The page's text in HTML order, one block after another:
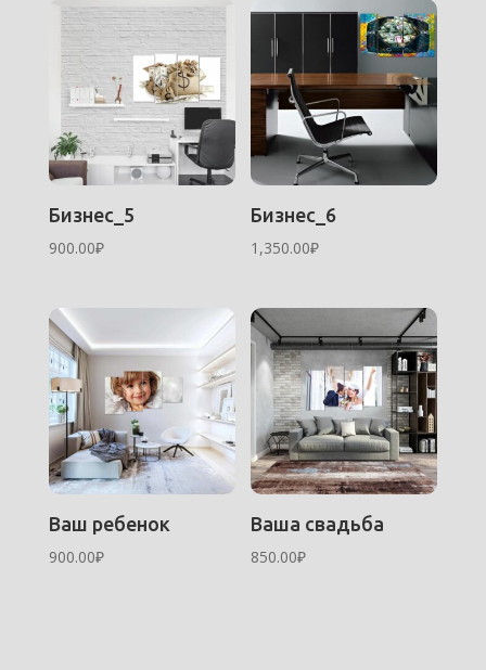
Бизнес_5
900.00₽
Бизнес_6
1,350.00₽
Ваш ребенок
900.00₽
Ваша свадьба
850.00₽